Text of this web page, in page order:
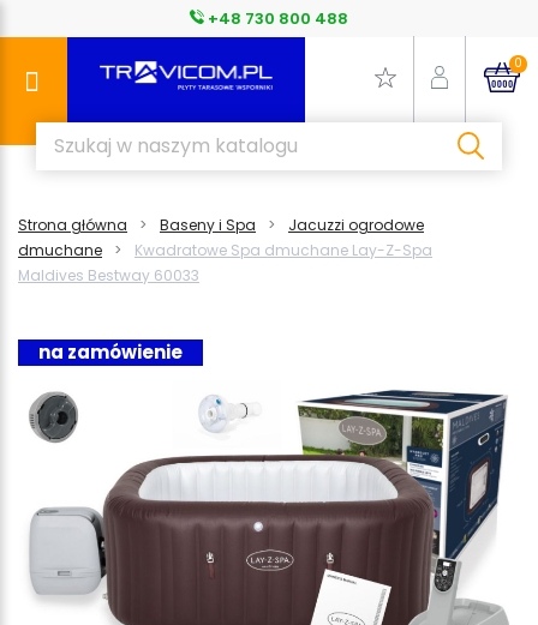
+48 730 800 488
0
Strona główna Baseny i Spa
Jacuzzi ogrodowe
dmuchane
Kwadratowe Spa dmuchane Lay-Z-Spa
Maldives Bestway 60033
na zamówienie